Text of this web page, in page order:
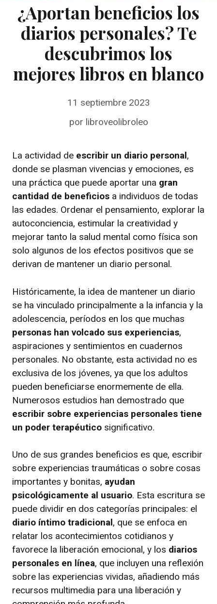
¿Aportan beneficios los
diarios personales? Te
descubrimos los
mejores libros en blanco
11 septiembre 2023
por libroveolibroleo
La actividad de escribir un diario personal,
donde se plasman vivencias y emociones, es
una práctica que puede aportar una gran
cantidad de beneficios a individuos de todas
las edades. Ordenar el pensamiento, explorar la
autoconciencia, estimular la creatividad y
mejorar tanto la salud mental como física son
solo algunos de los efectos positivos que se
derivan de mantener un diario personal.
Históricamente, la idea de mantener un diario
se ha vinculado principalmente a la infancia y la
adolescencia, períodos en los que muchas
personas han volcado sus experiencias,
aspiraciones y sentimientos en cuadernos
personales. No obstante, esta actividad no es
exclusiva de los jóvenes, ya que los adultos
pueden beneficiarse enormemente de ella.
Numerosos estudios han demostrado que
escribir sobre experiencias personales tiene
un poder terapéutico significativo.
Uno de sus grandes beneficios es que, escribir
sobre experiencias traumáticas o sobre cosas
importantes y bonitas, ayudan
psicológicamente al usuario. Esta escritura se
puede dividir en dos categorías principales: el
diario íntimo tradicional, que se enfoca en
relatar los acontecimientos cotidianos y
favorece la liberación emocional, y los diarios
personales en línea, que incluyen una reflexión
sobre las experiencias vividas, añadiendo más
recursos multimedia para una liberación y